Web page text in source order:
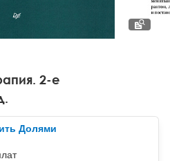
атаки
гипноз и НЛП
психология
психоанализ
2-е
Долями